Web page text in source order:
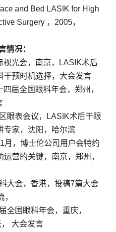
and Bed LASIK for High
Surgery ，2005，
情况：
光会，南京，LASIK术后
干预时机选择，大会发言
届全国眼科年会，郑州，
眼表会议，LASIK术后干眼
专家，沈阳，哈尔滨
，博士伦公司用户会特约
营的关键，南京，郑州，
大会，香港，投稿7篇大会
国眼科年会，重庆，
大会发言